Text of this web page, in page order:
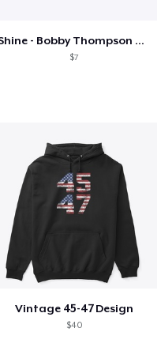
Shine - Bobby Thompson Band Merch
$7
Vintage 45-47 Design
$40